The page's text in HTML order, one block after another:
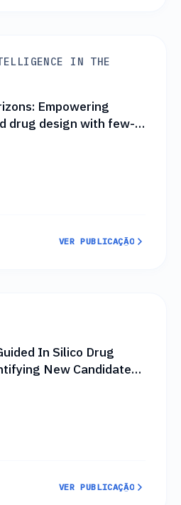
IN THE
Empowering
drug design with few-
VER PUBLICAÇÃO
In Silico Drug
New Candidates
VER PUBLICAÇÃO